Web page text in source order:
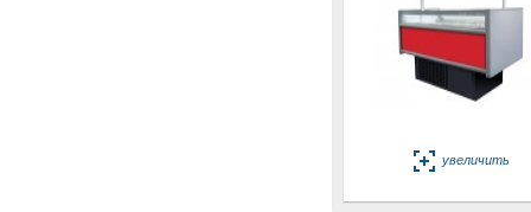
увеличить